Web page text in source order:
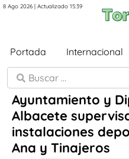
8 Ago 2026 | Actualizado 15:39
Portada Internacional
Ayuntamiento y
Albacete
instalaciones
Ana y Tinajeros